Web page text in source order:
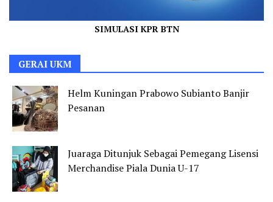
SIMULASI KPR BTN
GERAI UKM
Helm Kuningan Prabowo Subianto Banjir
Pesanan
Juaraga Ditunjuk Sebagai Pemegang Lisensi
Merchandise Piala Dunia U-17